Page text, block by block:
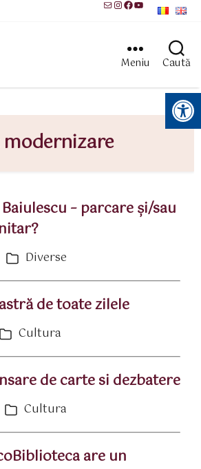
MailInstagram
Facebook
YouTube
Meniu Caută
Instrumente pentru accesibilitate
modernizare
– parcare şi/sau
Categorii
Diverse
de toate zilele
Categorii
Cultura
de carte si dezbatere
Categorii
Cultura
are un